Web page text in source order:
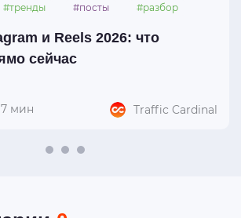
#тренды #посты #разбор
и Reels 2026: что
сейчас
7 мин Traffic Cardinal